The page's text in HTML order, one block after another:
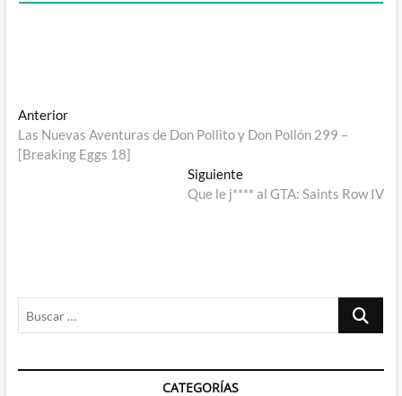
Navegación
de
AnteriorEntrada
anterior:
Las Nuevas Aventuras de Don Pollito y Don Pollón 299 –
[Breaking Eggs 18]
SiguienteEntrada
siguiente:
Que le j**** al GTA: Saints Row IV
Buscar
CATEGORÍAS